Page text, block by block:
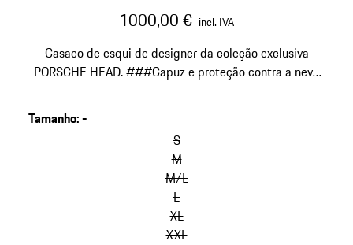
1000,00 € incl. IVA
Casaco de esqui de designer da coleção exclusiva
PORSCHE HEAD. ###Capuz e proteção contra a neve
Tamanho:-
S
M
M/L
L
XL
XXL